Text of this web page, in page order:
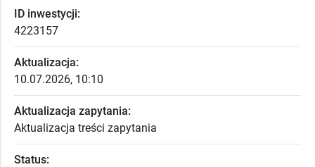
ID inwestycji:
4223157
Aktualizacja:
10.07.2026, 10:10
Aktualizacja zapytania:
Aktualizacja treści zapytania
Status: